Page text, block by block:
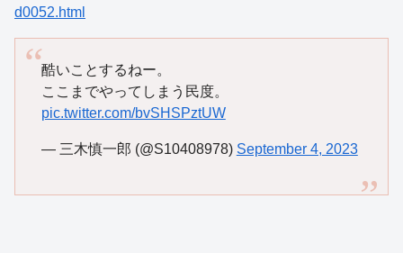
d0052.html
酷いことするねー。
ここまでやってしまう民度。
pic.twitter.com/bvSHSPztUW
— 三木慎一郎 (@S10408978) September 4, 2023